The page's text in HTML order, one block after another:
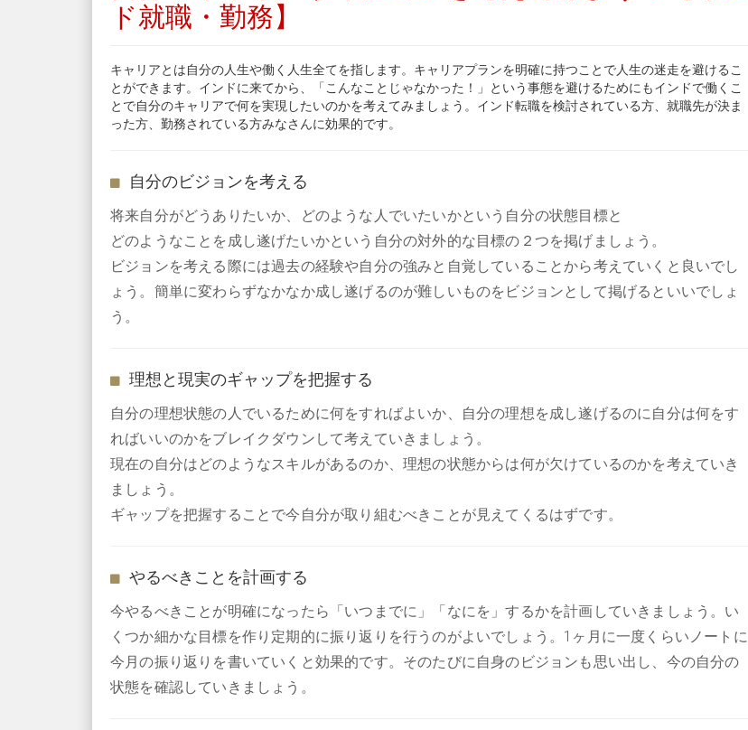
ド就職・勤務】
キャリアとは自分の人生や働く人生全てを指します。キャリアプランを明確に持つことで人生の迷走を避けるこ
とができます。インドに来てから、「こんなことじゃなかった！」という事態を避けるためにもインドで働くこ
とで自分のキャリアで何を実現したいのかを考えてみましょう。インド転職を検討されている方、就職先が決ま
った方、勤務されている方みなさんに効果的です。
自分のビジョンを考える
将来自分がどうありたいか、どのような人でいたいかという自分の状態目標と
どのようなことを成し遂げたいかという自分の対外的な目標の２つを掲げましょう。
ビジョンを考える際には過去の経験や自分の強みと自覚していることから考えていくと良いでし
ょう。簡単に変わらずなかなか成し遂げるのが難しいものをビジョンとして掲げるといいでしょ
う。
理想と現実のギャップを把握する
自分の理想状態の人でいるために何をすればよいか、自分の理想を成し遂げるのに自分は何をす
ればいいのかをブレイクダウンして考えていきましょう。
現在の自分はどのようなスキルがあるのか、理想の状態からは何が欠けているのかを考えていき
ましょう。
ギャップを把握することで今自分が取り組むべきことが見えてくるはずです。
やるべきことを計画する
今やるべきことが明確になったら「いつまでに」「なにを」するかを計画していきましょう。い
くつか細かな目標を作り定期的に振り返りを行うのがよいでしょう。1ヶ月に一度くらいノートに
今月の振り返りを書いていくと効果的です。そのたびに自身のビジョンも思い出し、今の自分の
状態を確認していきましょう。